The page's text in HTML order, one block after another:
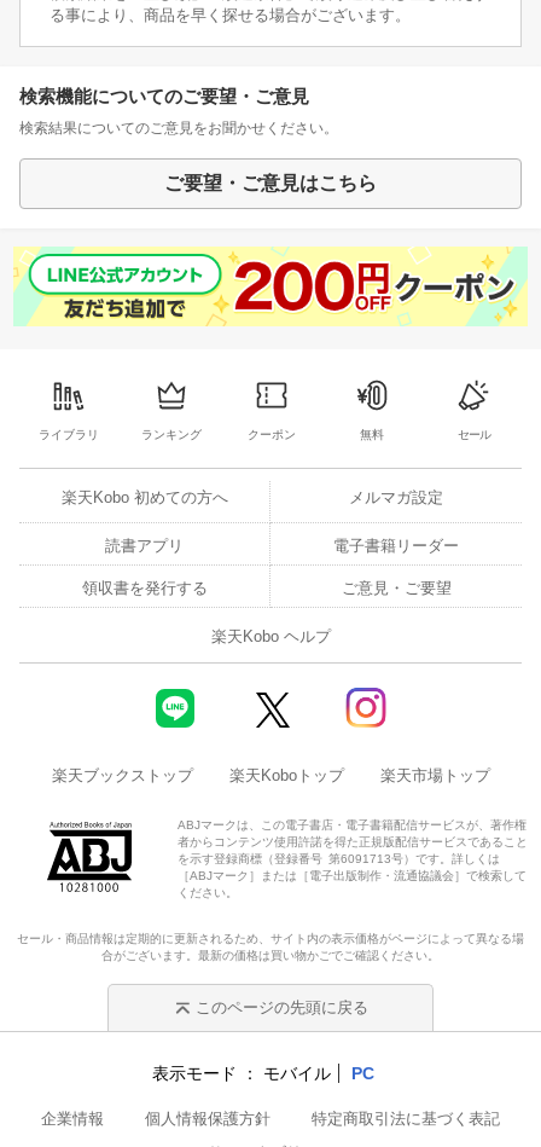
る事により、商品を早く探せる場合がございます。
検索機能についてのご要望・ご意見
検索結果についてのご意見をお聞かせください。
ご要望・ご意見はこちら
ライブラリ ランキング クーポン 無料 セール
楽天Kobo 初めての方へ メルマガ設定
読書アプリ 電子書籍リーダー
領収書を発行する ご意見・ご要望
楽天Kobo ヘルプ
楽天ブックストップ 楽天Koboトップ 楽天市場トップ
ABJマークは、この電子書店・電子書籍配信サービスが、著作権
者からコンテンツ使用許諾を得た正規版配信サービスであること
を示す登録商標（登録番号 第6091713号）です。詳しくは
［ABJマーク］または［電子出版制作・流通協議会］で検索して
ください。
セール・商品情報は定期的に更新されるため、サイト内の表示価格がページによって異なる場
合がございます。最新の価格は買い物かごでご確認ください。
このページの先頭に戻る
表示モード モバイル PC
企業情報 個人情報保護方針
特定商取引法に基づく表記